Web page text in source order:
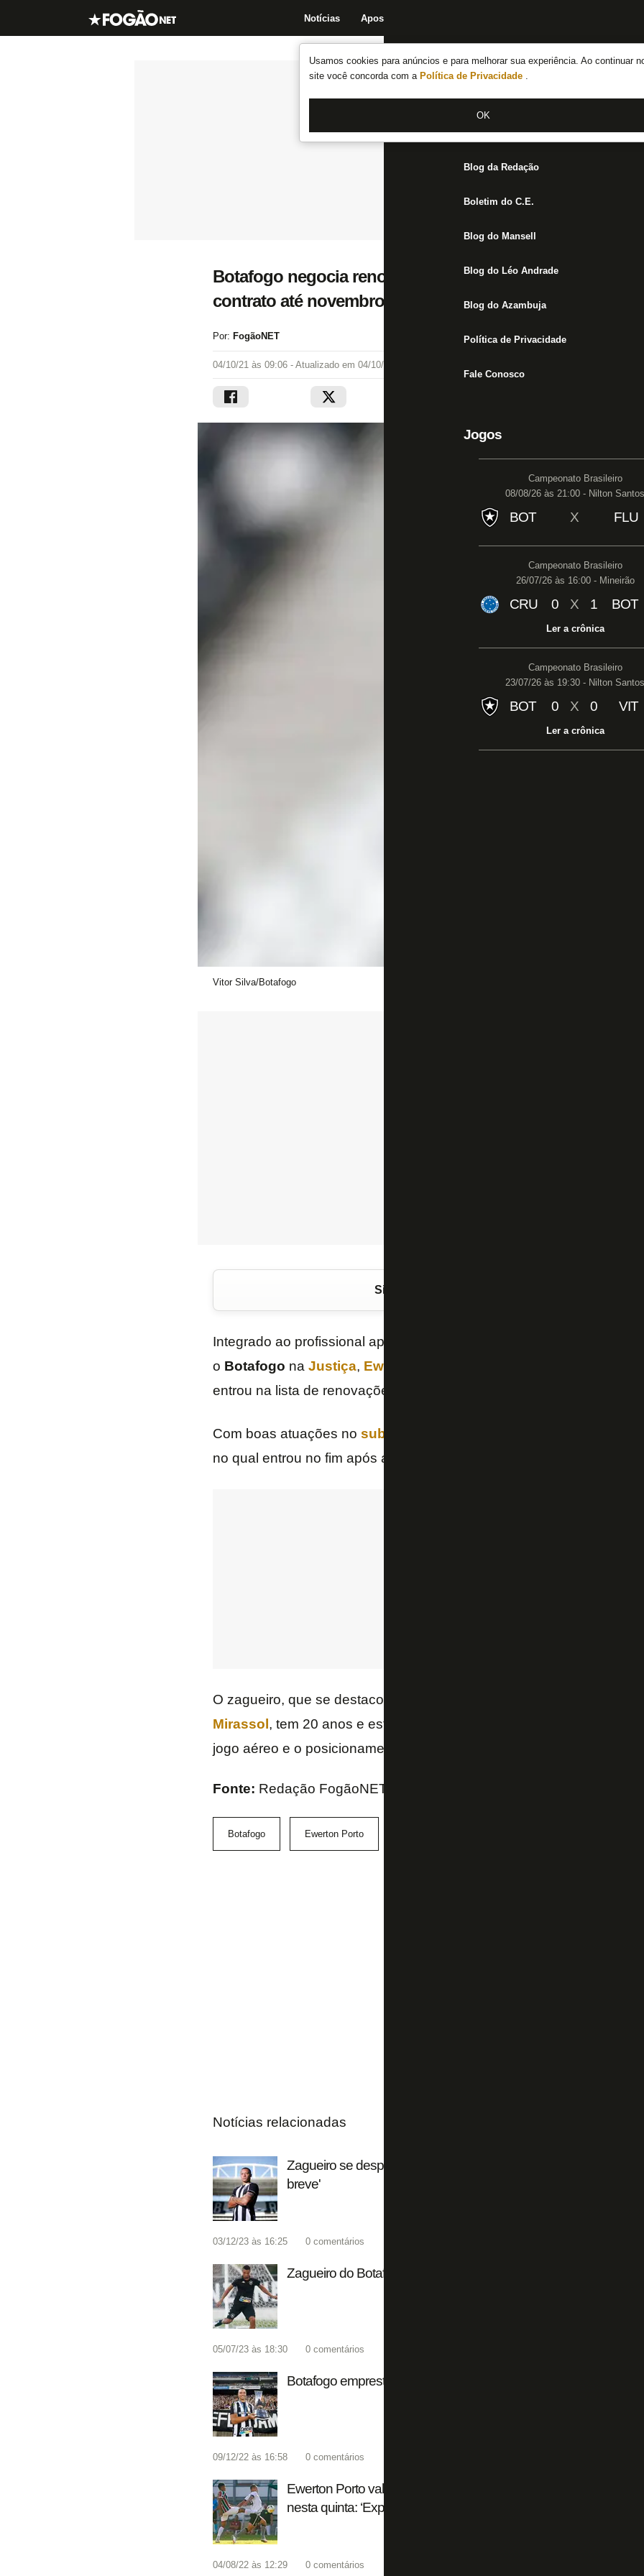
Usamos cookies para anúncios e para melhorar sua experiência. Ao continuar
site você concorda com a Política de Privacidade .
OK
Notícias Apostas
Notícias do Botafogo
Fórum
Jogos
Blog da Redação
Boletim do C.E.
Blog do Mansell
Blog do Léo Andrade
Blog do Azambuja
Política de Privacidade
Fale Conosco
Jogos
Campeonato Brasileiro
08/08/26 às 21:00 - Nilton Santos
BOT X FLU
Campeonato Brasileiro
26/07/26 às 16:00 - Mineirão
CRU 0 X 1 BOT
Ler a crônica
Campeonato Brasileiro
23/07/26 às 19:30 - Nilton Santos
BOT 0 X 0 VIT
Ler a crônica
Botafogo negocia renovação de zagueiro Ewerton
contrato até novembro
Por: FogãoNET
04/10/21 às 09:06 - Atualizado em 04/10/21 às 09:08
Vitor Silva/Botafogo
Siga o FogãoNET
Integrado ao profissional após o imbróglio de
o Botafogo na Justiça, Ewerton Porto
entrou na lista de renovações do clube. A informação é do site “GE”.
Com boas atuações no sub-20
no qual entrou no fim após a expulsão de
O zagueiro, que se destacou na
Mirassol , tem 20 anos e está emprestado. Com 1,91, ele tem como
jogo aéreo e o posicionamento.
Fonte: Redação FogãoNET e GE
Botafogo Ewerton Porto
Notícias relacionadas
Zagueiro se despede do Botafogo: 'Serei eternamente grato! E
breve'
03/12/23 às 16:25 0 comentários
Zagueiro do Botafogo B é emprestado para o Juventude B até o
05/07/23 às 18:30 0 comentários
Botafogo empresta zagueiro do time B para o Fluminense-PI
09/12/22 às 16:58 0 comentários
Ewerton Porto valoriza campanha do Botafogo B e projeta
nesta quinta: ‘Expectativa é das melhores possíveis’
04/08/22 às 12:29 0 comentários